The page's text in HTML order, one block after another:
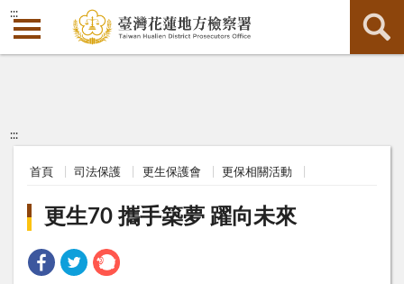
:::
:::
首頁 司法保護 更生保護會 更保相關活動
更生70 攜手築夢 躍向未來